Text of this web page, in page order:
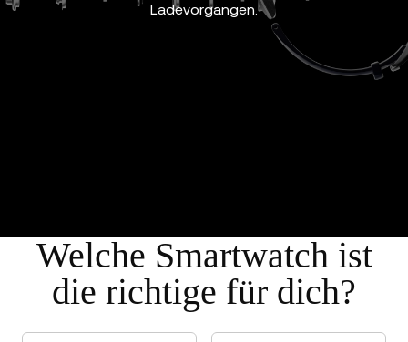
Ladevorgängen.
Welche Smartwatch ist
die richtige für dich?